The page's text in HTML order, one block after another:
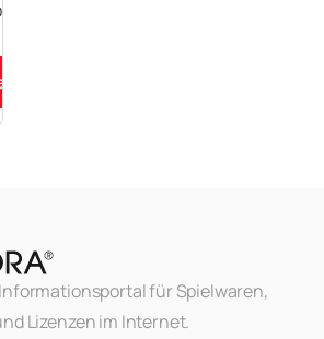
zu.
Informationsportal für Spielwaren,
Lizenzen im Internet.